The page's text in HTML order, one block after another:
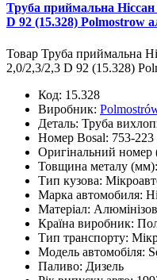
Труба приймальна
D 92 (15.328) Polmostrow
Товар Труба приймальна
2,0/2,3/2,3 D 92 (15.328)
Код: 15.328
Виробник:
Деталь: Труба
Номер Bosal: 753-223
Оригінальний номер
Товщина металу (мм):
Тип кузова:
Марка автомобиля:
Матеріал:
Країна виробник:
Тип транспорту:
Модель автомобіля:
Паливо: Дизель